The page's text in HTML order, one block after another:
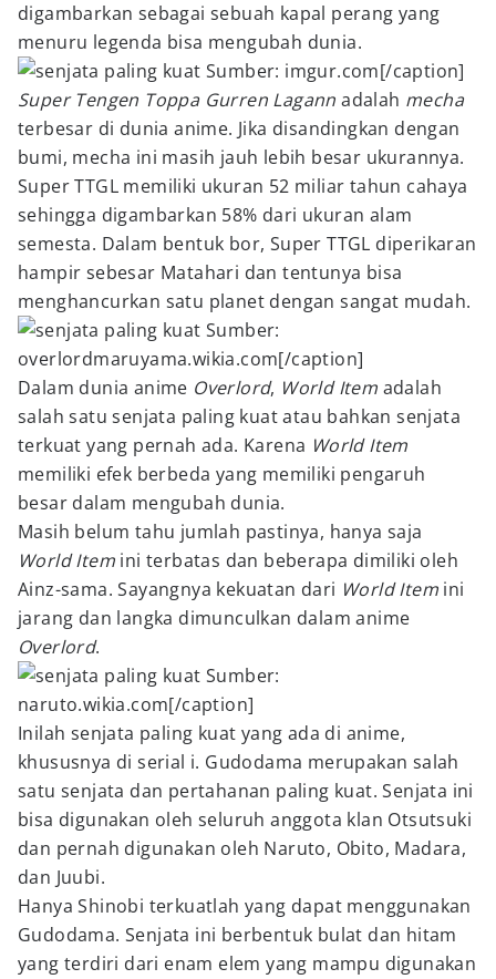
digambarkan sebagai sebuah kapal perang yang
menuru legenda bisa mengubah dunia.
Sumber: imgur.com[/caption]
Super Tengen Toppa Gurren Lagann adalah mecha
terbesar di dunia anime. Jika disandingkan dengan
bumi, mecha ini masih jauh lebih besar ukurannya.
Super TTGL memiliki ukuran 52 miliar tahun cahaya
sehingga digambarkan 58% dari ukuran alam
semesta. Dalam bentuk bor, Super TTGL diperikaran
hampir sebesar Matahari dan tentunya bisa
menghancurkan satu planet dengan sangat mudah.
Sumber:
overlordmaruyama.wikia.com[/caption]
Dalam dunia anime Overlord, World Item adalah
salah satu senjata paling kuat atau bahkan senjata
terkuat yang pernah ada. Karena World Item
memiliki efek berbeda yang memiliki pengaruh
besar dalam mengubah dunia.
Masih belum tahu jumlah pastinya, hanya saja
World Item ini terbatas dan beberapa dimiliki oleh
Ainz-sama. Sayangnya kekuatan dari World Item ini
jarang dan langka dimunculkan dalam anime
Overlord.
Sumber:
naruto.wikia.com[/caption]
Inilah senjata paling kuat yang ada di anime,
khususnya di serial i. Gudodama merupakan salah
satu senjata dan pertahanan paling kuat. Senjata ini
bisa digunakan oleh seluruh anggota klan Otsutsuki
dan pernah digunakan oleh Naruto, Obito, Madara,
dan Juubi.
Hanya Shinobi terkuatlah yang dapat menggunakan
Gudodama. Senjata ini berbentuk bulat dan hitam
yang terdiri dari enam elem yang mampu digunakan